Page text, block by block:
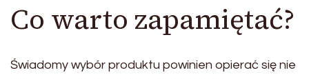
Co warto zapamiętać?
Świadomy wybór produktu powinien opierać się nie